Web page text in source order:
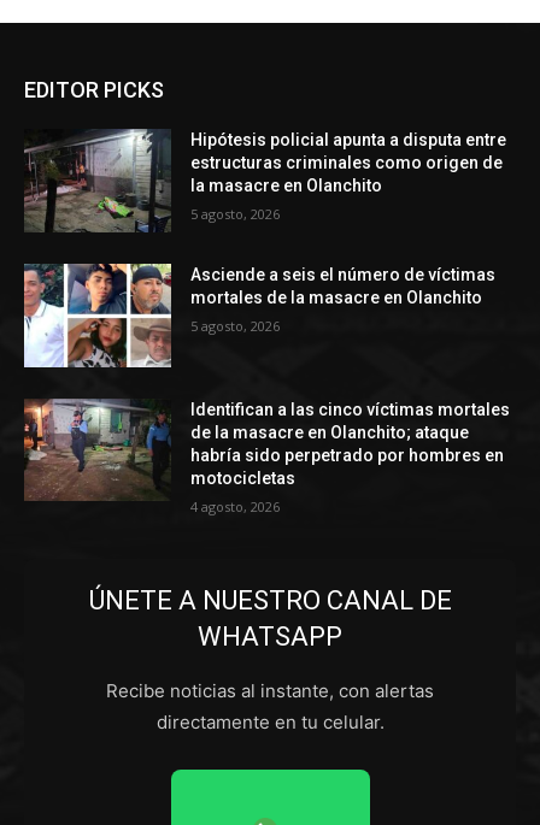
EDITOR PICKS
Hipótesis policial apunta a disputa entre
estructuras criminales como origen de
la masacre en Olanchito
5 agosto, 2026
Asciende a seis el número de víctimas
mortales de la masacre en Olanchito
5 agosto, 2026
Identifican a las cinco víctimas mortales
de la masacre en Olanchito; ataque
habría sido perpetrado por hombres en
motocicletas
4 agosto, 2026
ÚNETE A NUESTRO CANAL DE
WHATSAPP
Recibe noticias al instante, con alertas
directamente en tu celular.